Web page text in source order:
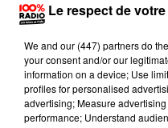
Le respect de
We and our (447) partnersdo
your consent and/or our
information on a device; Use
profiles for personalised
advertising; Measure
performance; Understand